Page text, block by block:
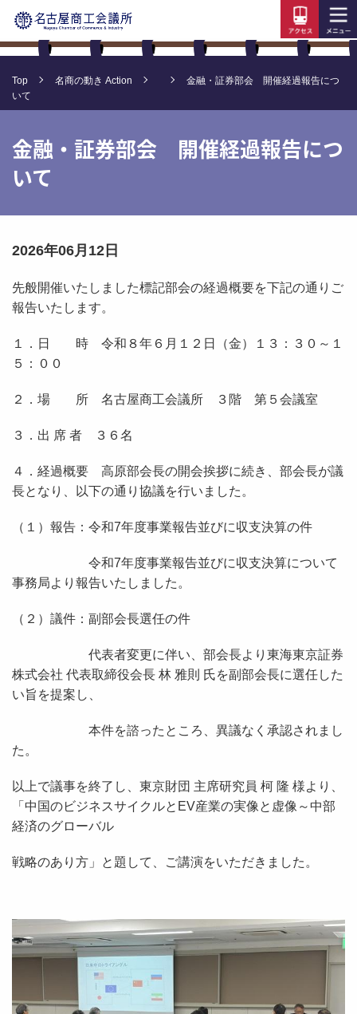
Top 名商の動き Action
金融・証券部会 開催経過報告につ
いて
金融・証券部会 開催経過報告につ
いて
2026年06月12日
先般開催いたしました標記部会の経過概要を下記の通りご
報告いたします。
１．日 時 令和８年６月１２日（金）１３：３０～１
５：００
２．場 所 名古屋商工会議所 ３階 第５会議室
３．出 席 者 ３６名
４．経過概要 高原部会長の開会挨拶に続き、部会長が議
長となり、以下の通り協議を行いました。
（１）報告：令和7年度事業報告並びに収支決算の件
令和7年度事業報告並びに収支決算について
事務局より報告いたしました。
（２）議件：副部会長選任の件
代表者変更に伴い、部会長より東海東京証券
株式会社 代表取締役会長 林 雅則 氏を副部会長に選任した
い旨を提案し、
本件を諮ったところ、異議なく承認されまし
た。
以上で議事を終了し、東京財団 主席研究員 柯 隆 様より、
「中国のビジネスサイクルと EV産業の実像と虚像～中部
経済のグローバル
戦略のあり方」と題して、ご講演をいただきました。